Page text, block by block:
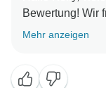
Bewertung! Wir
Ihre erste
uns darauf, Sie
Mehr anzeigen